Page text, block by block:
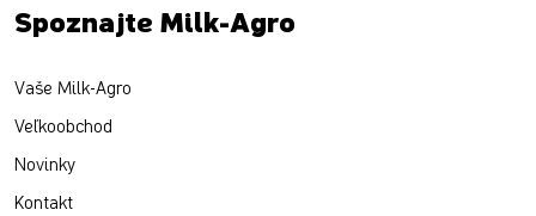
Spoznajte Milk-Agro
Vaše Milk-Agro
Veľkoobchod
Novinky
Kontakt